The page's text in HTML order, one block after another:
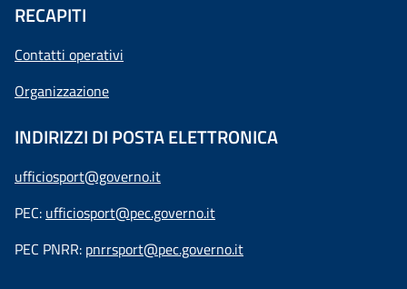
RECAPITI
Contatti operativi
Organizzazione
INDIRIZZI DI POSTA ELETTRONICA
ufficiosport@governo.it
PEC: ufficiosport@pec.governo.it
PEC PNRR: pnrrsport@pec.governo.it